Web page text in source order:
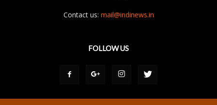
Contact us: mail@indinews.in
FOLLOW US